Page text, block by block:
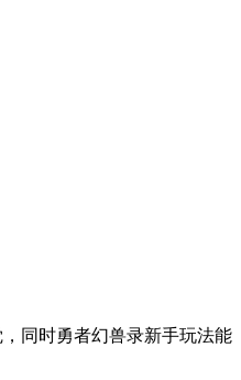
同时勇者幻兽录新手玩法能